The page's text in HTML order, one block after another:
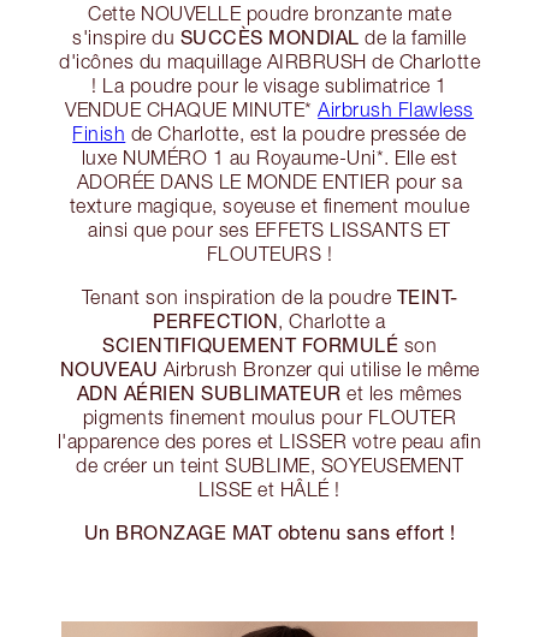
Cette NOUVELLE poudre bronzante mate
s'inspire du SUCCÈS MONDIAL
de la famille
d'icônes du maquillage AIRBRUSH de Charlotte
! La poudre pour le visage sublimatrice 1
VENDUE CHAQUE MINUTE*Airbrush Flawless
Finish de Charlotte, est la poudre pressée de
luxe NUMÉRO 1 au Royaume-Uni*. Elle est
ADORÉE DANS LE MONDE ENTIER pour sa
texture magique, soyeuse et finement moulue
ainsi que pour ses EFFETS LISSANTS ET
FLOUTEURS !
Tenant son inspiration de la poudre TEINT-
PERFECTION, Charlotte a
SCIENTIFIQUEMENT FORMULÉ son
NOUVEAU Airbrush Bronzer qui utilise le même
ADN AÉRIEN SUBLIMATEUR et les mêmes
pigments finement moulus pour FLOUTER
l'apparence des pores et LISSER votre peau afin
de créer un teint SUBLIME, SOYEUSEMENT
LISSE et HÂLÉ !
Un BRONZAGE MAT obtenu sans effort !